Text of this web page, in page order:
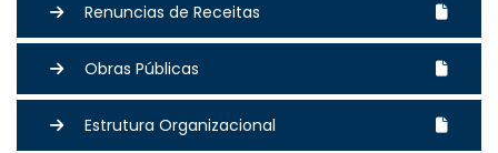
Renuncias de Receitas
Obras Públicas
Estrutura Organizacional